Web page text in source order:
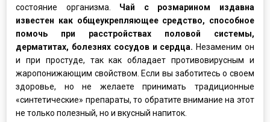
состояние организма. Чай c розмарином издавна
известен как общеукрепляющее средство, способное
помочь при расстройствах половой системы,
дерматитах, болезнях сосудов и сердца. Незаменим он
и при простуде, так как обладает противовирусным и
жаропонижающим свойством. Если вы заботитесь о своем
здоровье, но не желаете принимать традиционные
«синтетические» препараты, то обратите внимание на этот
не только полезный, но и вкусный напиток.